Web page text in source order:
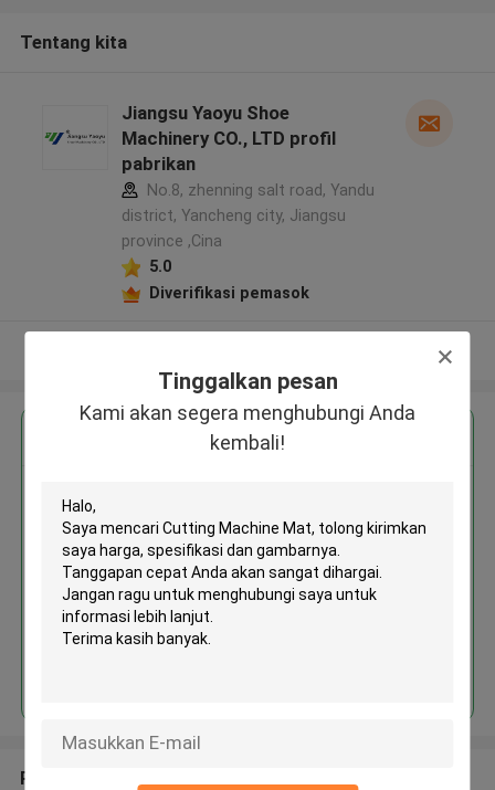
Tinggalkan pesan
Kami akan segera menghubungi Anda
kembali!
Tentang kita
Jiangsu Yaoyu Shoe
Machinery CO., LTD profil
pabrikan
No.8, zhenning salt road, Yandu
district, Yancheng city, Jiangsu
province ,Cina
5.0
Diverifikasi pemasok
Dapatkan Harga Terbaik untuk
Rekomendasi Produk